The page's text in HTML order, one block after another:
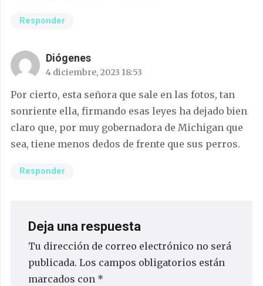
Responder
Diógenes
4 diciembre, 2023 18:53
Por cierto, esta señora que sale en las fotos, tan
sonriente ella, firmando esas leyes ha dejado bien
claro que, por muy gobernadora de Michigan que
sea, tiene menos dedos de frente que sus perros.
Responder
Deja una respuesta
Tu dirección de correo electrónico no será
publicada. Los campos obligatorios están
marcados con *